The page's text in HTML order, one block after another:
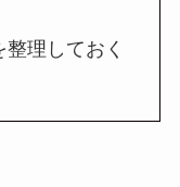
理しておく